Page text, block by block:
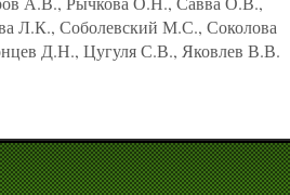
Л.К., Соболевский М.С., Соколова
Д.Н., Цугуля С.В., Яковлев В.В.